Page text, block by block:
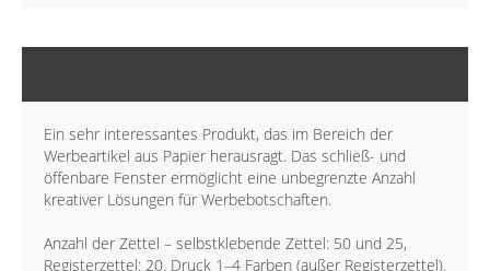
Ein sehr interessantes Produkt, das im Bereich der
Werbeartikel aus Papier herausragt. Das schließ- und
öffenbare Fenster ermöglicht eine unbegrenzte Anzahl
kreativer Lösungen für Werbebotschaften.
Anzahl der Zettel – selbstklebende Zettel: 50 und 25,
Registerzettel: 20. Druck 1–4 Farben (außer Registerzettel).